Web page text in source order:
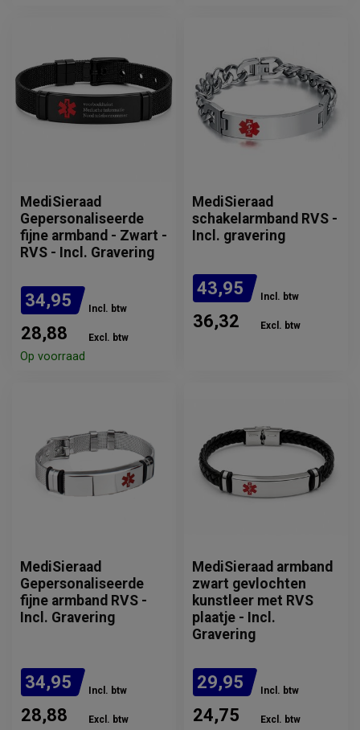
MediSieraad
Gepersonaliseerde
fijne armband - Zwart -
RVS - Incl. Gravering
34,95 Incl. btw
28,88 Excl. btw
Op voorraad
MediSieraad
schakelarmband RVS -
Incl. gravering
43,95 Incl. btw
36,32 Excl. btw
MediSieraad
Gepersonaliseerde
fijne armband RVS -
Incl. Gravering
34,95 Incl. btw
28,88 Excl. btw
MediSieraad armband
zwart gevlochten
kunstleer met RVS
plaatje - Incl.
Gravering
29,95 Incl. btw
24,75 Excl. btw